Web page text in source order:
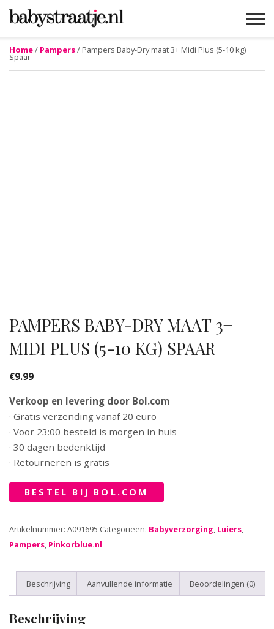
Home/ Pampers/ Pampers Baby-Dry maat 3+ Midi Plus (5-10 kg)
Spaar
PAMPERS BABY-DRY MAAT 3+
MIDI PLUS (5-10 KG) SPAAR
€9.99
Verkoop en levering door Bol.com
· Gratis verzending vanaf 20 euro
· Voor 23:00 besteld is morgen in huis
· 30 dagen bedenktijd
· Retourneren is gratis
BESTEL BIJ BOL.COM
Artikelnummer: A091695 Categorieën: Babyverzorging, Luiers,
Pampers, Pinkorblue.nl
Beschrijving Aanvullende informatie Beoordelingen (0)
Beschrijving